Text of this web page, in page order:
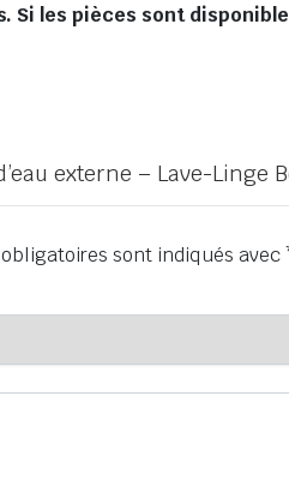
les pièces sont
externe – Lave-Linge
sont indiqués avec